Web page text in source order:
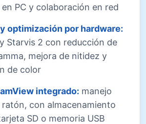
PC y colaboración en red
optimización por hardware:
Starvis 2 con reducción de
mejora de nitidez y
de color
integrado: manejo
con almacenamiento
SD o memoria USB